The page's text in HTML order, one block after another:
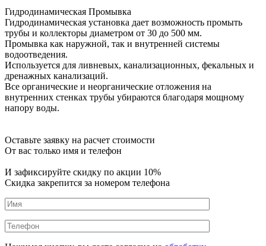
Гидродинамическая Промывка
Гидродинамическая установка дает возможность промыть
трубы и коллекторы диаметром от 30 до 500 мм.
Промывка как наружной, так и внутренней системы
водоотведения.
Используется для ливневых, канализационных, фекальных и
дренажных канализаций.
Все органические и неорганические отложения на
внутренних стенках трубы убираются благодаря мощному
напору воды.
Оставьте заявку на расчет стоимости
От вас только имя и телефон
И зафиксируйте скидку по акции 10%
Скидка закрепится за номером телефона